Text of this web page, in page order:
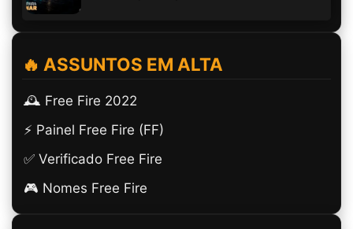
🔥 ASSUNTOS EM ALTA
🕰️ Free Fire 2022
⚡ Painel Free Fire (FF)
✅ Verificado Free Fire
🎮 Nomes Free Fire